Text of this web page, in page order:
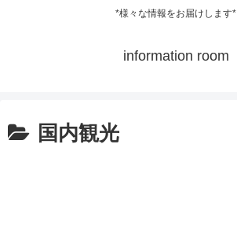
*様々な情報をお届けします*
information room
国内観光